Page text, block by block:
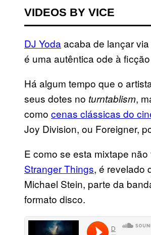
VIDEOS BY VICE
DJ Yoda acaba de lançar
é uma autêntica ode à
Há algum tempo que o
seus dotes no turntablism,
como cenas clássicas do
Joy Division, ou Foreigner,
E como se esta mixtape
Stranger Things, é revelado
Michael Stein, parte da
formato disco.